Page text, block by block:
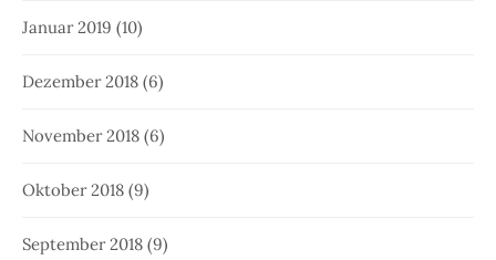
Januar 2019 (10)
Dezember 2018 (6)
November 2018 (6)
Oktober 2018 (9)
September 2018 (9)